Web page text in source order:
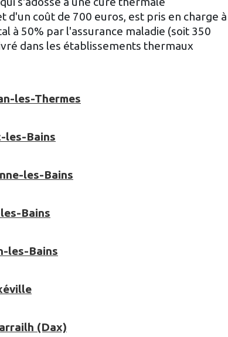
d'un coût de 700 euros, est pris en charge à
à 50% par l'assurance maladie (soit 350
dans les établissements thermaux
les-Thermes
les-Bains
les-Bains
Bains
les-Bains
(Dax)